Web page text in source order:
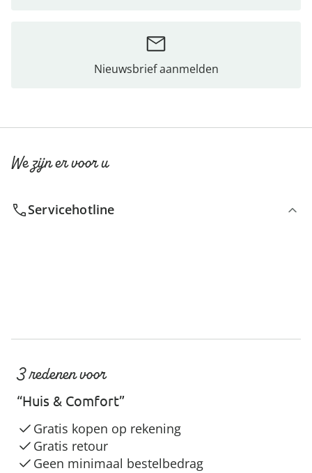
Nieuwsbrief aanmelden
We zijn er voor u
Servicehotline
3 redenen voor
“Huis & Comfort”
Gratis kopen op rekening
Gratis retour
Geen minimaal bestelbedrag